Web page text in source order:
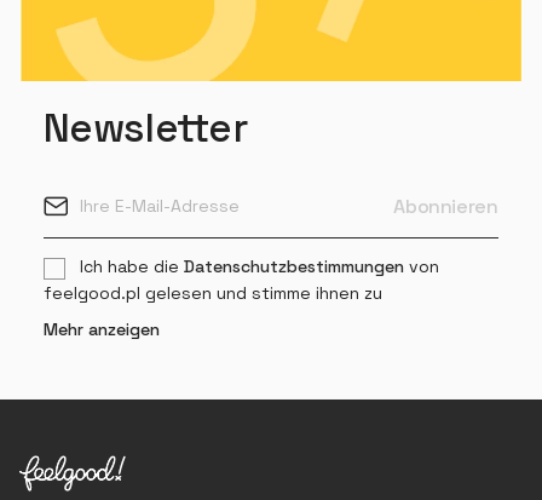
Newsletter
Ich habe die Datenschutzbestimmungenvon
feelgood.pl gelesen und stimme ihnen zu
Mehr anzeigen